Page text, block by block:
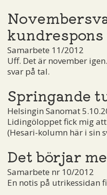
kundrespons
Samarbete 11/2012
Uff. Det är november
svar på tal.
Springande
Helsingin Sanomat
Lidingöloppet fick mig
(Hesari-kolumn här i sin
Det börjar
Samarbete nr 10/2012
En notis på utrikessidan